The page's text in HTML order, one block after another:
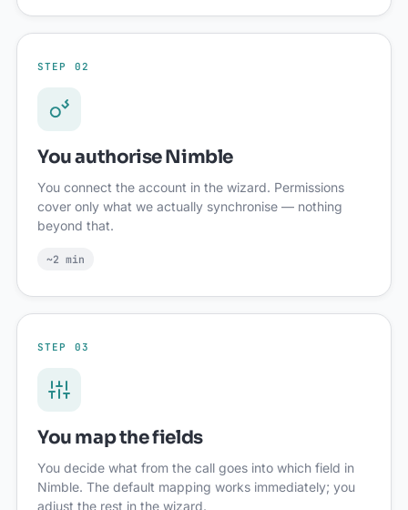
STEP 02
You authorise Nimble
You connect the account in the wizard. Permissions
cover only what we actually synchronise — nothing
beyond that.
~2 min
STEP 03
You map the fields
You decide what from the call goes into which field in
Nimble. The default mapping works immediately; you
adjust the rest in the wizard.